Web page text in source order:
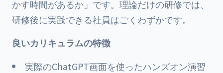
かす時間があるか」です。理論だけの研修では、
研修後に実践できる社員はごくわずかです。
良いカリキュラムの特徴
実際のChatGPT画面を使ったハンズオン演習